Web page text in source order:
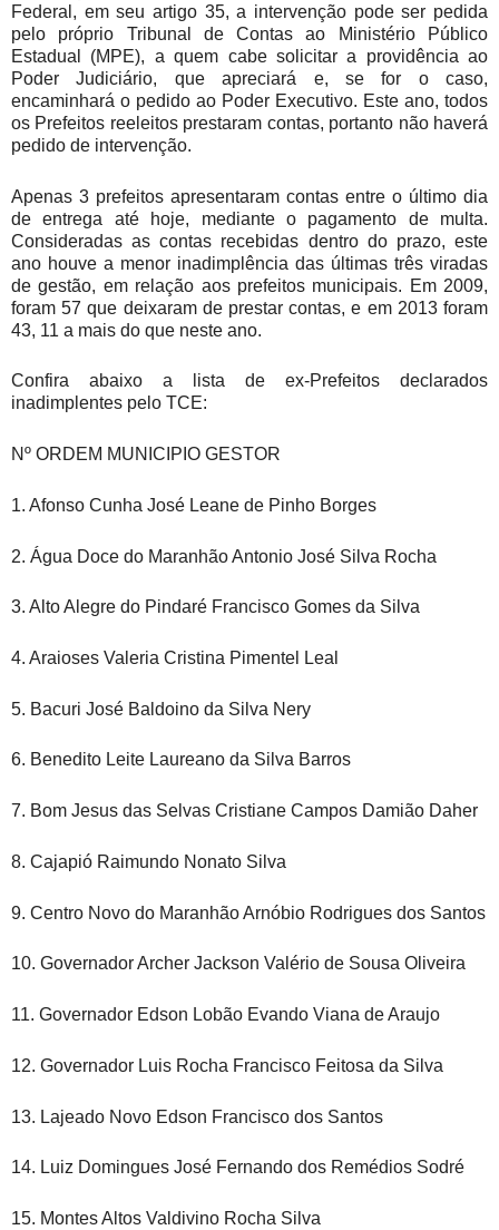
Federal, em seu artigo 35, a intervenção pode ser pedida
pelo próprio Tribunal de Contas ao Ministério Público
Estadual (MPE), a quem cabe solicitar a providência ao
Poder Judiciário, que apreciará e, se for o caso,
encaminhará o pedido ao Poder Executivo. Este ano, todos
os Prefeitos reeleitos prestaram contas, portanto não haverá
pedido de intervenção.
Apenas 3 prefeitos apresentaram contas entre o último dia
de entrega até hoje, mediante o pagamento de multa.
Consideradas as contas recebidas dentro do prazo, este
ano houve a menor inadimplência das últimas três viradas
de gestão, em relação aos prefeitos municipais. Em 2009,
foram 57 que deixaram de prestar contas, e em 2013 foram
43, 11 a mais do que neste ano.
Confira abaixo a lista de ex-Prefeitos declarados
inadimplentes pelo TCE:
Nº ORDEM MUNICIPIO GESTOR
1. Afonso Cunha José Leane de Pinho Borges
2. Água Doce do Maranhão Antonio José Silva Rocha
3. Alto Alegre do Pindaré Francisco Gomes da Silva
4. Araioses Valeria Cristina Pimentel Leal
5. Bacuri José Baldoino da Silva Nery
6. Benedito Leite Laureano da Silva Barros
7. Bom Jesus das Selvas Cristiane Campos Damião Daher
8. Cajapió Raimundo Nonato Silva
9. Centro Novo do Maranhão Arnóbio Rodrigues dos Santos
10. Governador Archer Jackson Valério de Sousa Oliveira
11. Governador Edson Lobão Evando Viana de Araujo
12. Governador Luis Rocha Francisco Feitosa da Silva
13. Lajeado Novo Edson Francisco dos Santos
14. Luiz Domingues José Fernando dos Remédios Sodré
15. Montes Altos Valdivino Rocha Silva